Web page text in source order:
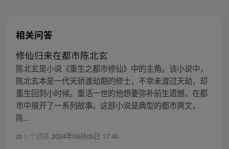
相关问答
修仙归来在都市陈北玄
陈北玄是小说《重生之都市修仙》中的主角。该小说中，
陈北玄本是一代天骄渡劫期的修士，不幸未渡过天劫，却
重生回到小时候。重活一世的他想要弥补前生遗憾，在都
市中展开了一系列故事。这部小说是典型的都市爽文，
陈...
1 个回答 2024年08月05日 17:40